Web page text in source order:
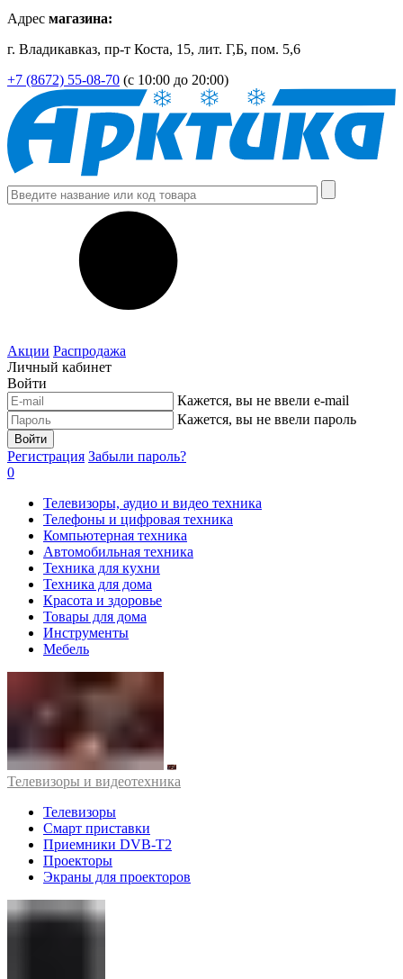
Адрес магазина:
г. Владикавказ, пр-т Коста, 15, лит. Г,Б, пом. 5,6
+7 (8672) 55-08-70 (с 10:00 до 20:00)
Акции Распродажа
Личный кабинет
Войти
Кажется, вы не ввели e-mail
Кажется, вы не ввели пароль
Войти
Регистрация Забыли пароль?
0
Телевизоры, аудио и видео техника
Телефоны и цифровая техника
Компьютерная техника
Автомобильная техника
Техника для кухни
Техника для дома
Красота и здоровье
Товары для дома
Инструменты
Мебель
Телевизоры и видеотехника
Телевизоры
Смарт приставки
Приемники DVB-T2
Проекторы
Экраны для проекторов